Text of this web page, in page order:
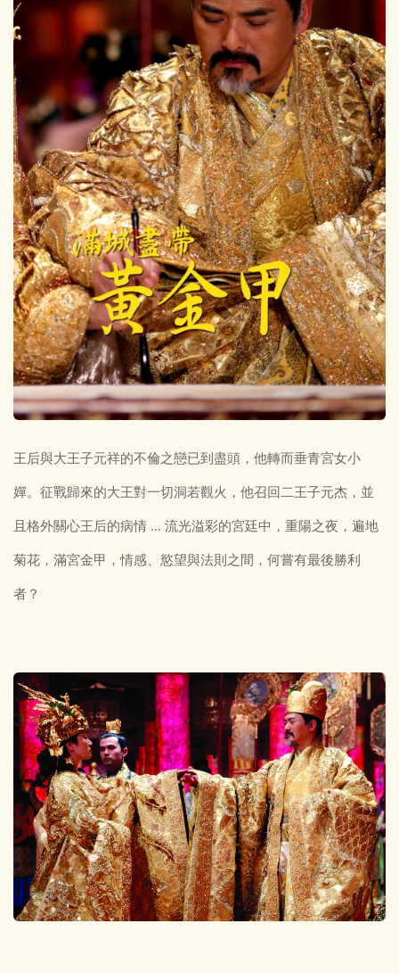
王后與大王子元祥的不倫之戀已到盡頭，他轉而垂青宮女小
嬋。征戰歸來的大王對一切洞若觀火，他召回二王子元杰，並
且格外關心王后的病情 … 流光溢彩的宮廷中，重陽之夜，遍地
菊花，滿宮金甲，情感、慾望與法則之間，何嘗有最後勝利
者？